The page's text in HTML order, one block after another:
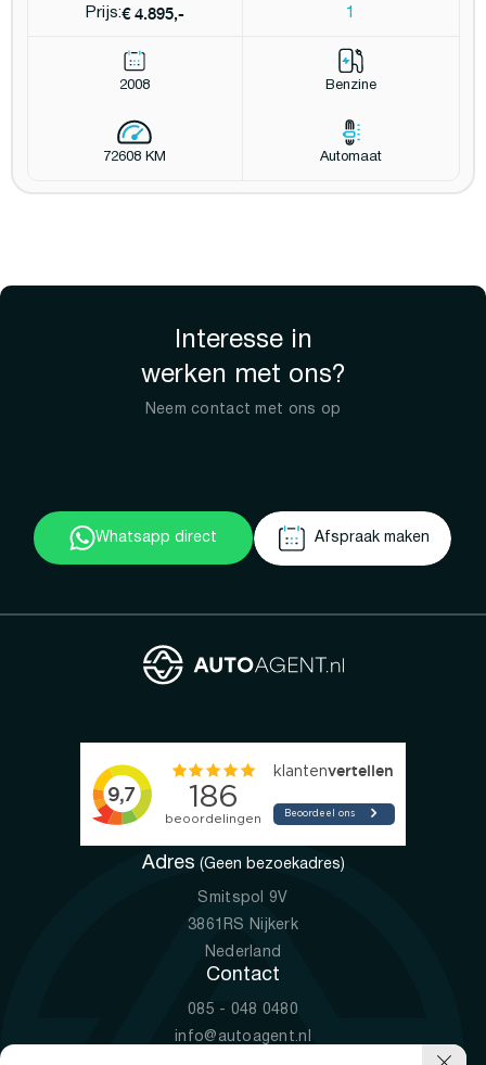
Prijs:€ 4.895,- 1
2008 Benzine
72608 KM Automaat
Interesse in
werken met ons?
Neem contact met ons op
Whatsapp direct Afspraak maken
Adres (Geen bezoekadres)
Smitspol 9V
3861RS Nijkerk
Nederland
Contact
085 - 048 0480
info@autoagent.nl